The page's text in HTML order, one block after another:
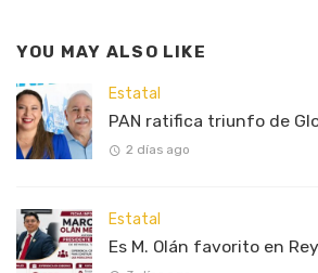
YOU MAY ALSO LIKE
Estatal
PAN ratifica triunfo de
2 días ago
Estatal
Es M. Olán favorito en